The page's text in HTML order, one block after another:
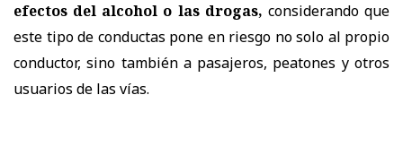
efectos del alcohol o las drogas, considerando que
este tipo de conductas pone en riesgo no solo al propio
conductor, sino también a pasajeros, peatones y otros
usuarios de las vías.